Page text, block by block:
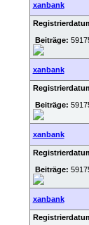
xanbank
Beiträge:
xanbank
Beiträge:
xanbank
Beiträge:
xanbank